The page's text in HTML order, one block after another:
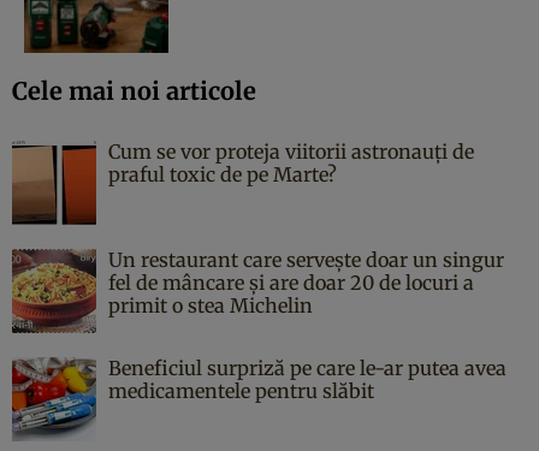
Cele mai noi articole
Cum se vor proteja viitorii astronauți de
praful toxic de pe Marte?
Un restaurant care servește doar un singur
fel de mâncare și are doar 20 de locuri a
primit o stea Michelin
Beneficiul surpriză pe care le-ar putea avea
medicamentele pentru slăbit